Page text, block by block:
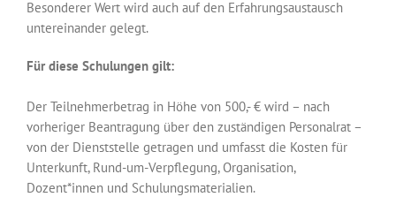
Besonderer Wert wird auch auf den Erfahrungsaustausch
untereinander gelegt.
Für diese Schulungen gilt:
Der Teilnehmerbetrag in Höhe von 500,- € wird – nach
vorheriger Beantragung über den zuständigen Personalrat –
von der Dienststelle getragen und umfasst die Kosten für
Unterkunft, Rund-um-Verpflegung, Organisation,
Dozent*innen und Schulungsmaterialien.